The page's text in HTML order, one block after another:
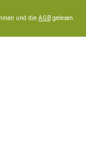
und die AGBgelesen